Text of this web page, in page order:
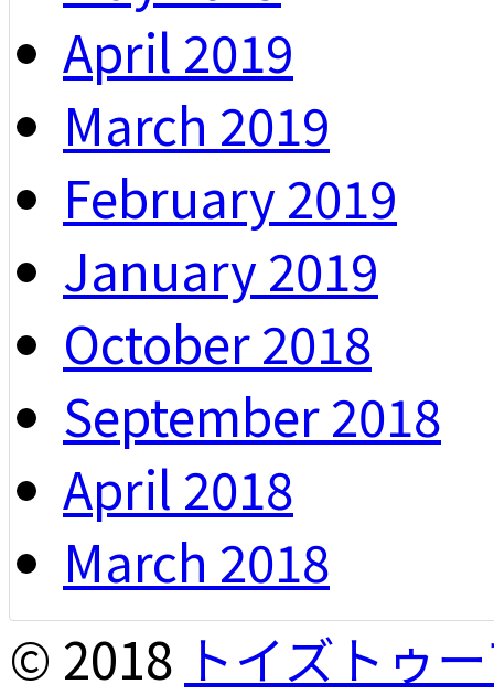
April 2019
March 2019
February 2019
January 2019
October 2018
September 2018
April 2018
March 2018
© 2018 トイズトゥ